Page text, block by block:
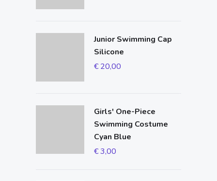
Junior Swimming Cap
Silicone
€20,00
Girls' One-Piece
Swimming Costume
Cyan Blue
€3,00